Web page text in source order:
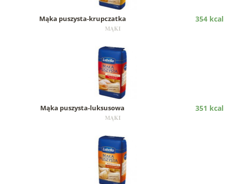
Mąka puszysta-krupczatka 354 kcal
MĄKI
Mąka puszysta-luksusowa 351 kcal
MĄKI